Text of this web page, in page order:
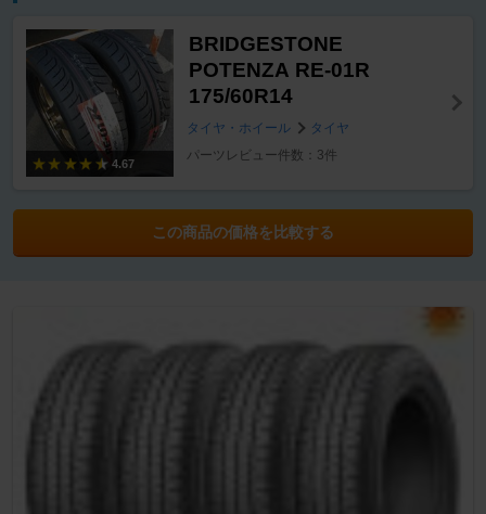
4.67
BRIDGESTONE
POTENZA RE-01R
175/60R14
タイヤ・ホイール
タイヤ
パーツレビュー件数：3件
この商品の価格を比較する